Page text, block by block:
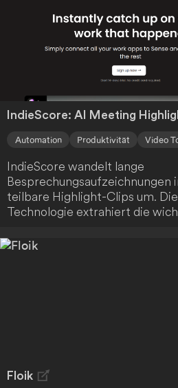
IndieScore: AI Meeting
Automation Produktivität Video
IndieScore wandelt lange
Besprechungsaufzeichnungen
teilbare Highlight-Clips um.
Technologie extrahiert die
Team oder deine Kunden nur
Floik